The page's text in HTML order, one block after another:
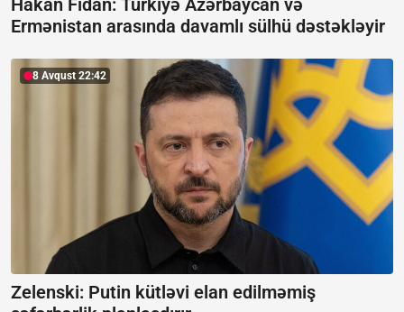
Hakan Fidan: Türkiyə Azərbaycan və
Ermənistan arasında davamlı sülhü dəstəkləyir
8 Avqust 22:42
Zelenski: Putin kütləvi elan edilməmiş